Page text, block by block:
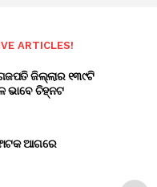
ARTICLES!
ଜିଲ୍ଲାର ୧୩୯ଟି
ଭାବେ ଚିହ୍ନଟ
ଆଗରେ